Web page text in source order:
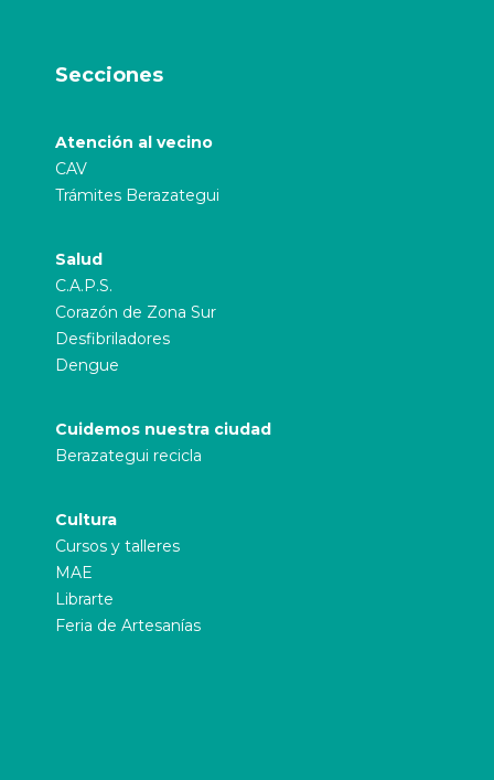
Secciones
Atención al vecino
CAV
Trámites Berazategui
Salud
C.A.P.S.
Corazón de Zona Sur
Desfibriladores
Dengue
Cuidemos nuestra ciudad
Berazategui recicla
Cultura
Cursos y talleres
MAE
Librarte
Feria de Artesanías